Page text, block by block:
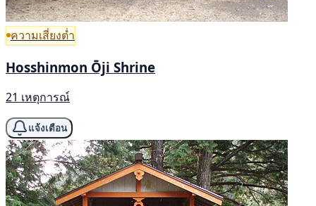
ความเสี่ยงต่ำ
Hosshinmon Ōji Shrine
21 เหตุการณ์
แจ้งเตือน